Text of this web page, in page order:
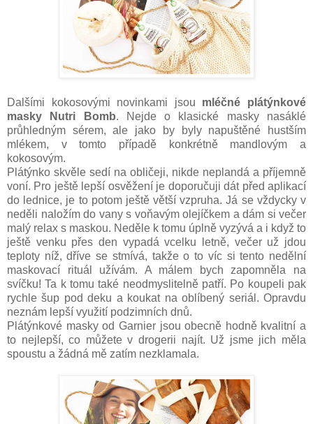
Dalšími kokosovými novinkami jsou mléčné plátýnkové
masky Nutri Bomb. Nejde o klasické masky nasáklé
průhledným sérem, ale jako by byly napuštěné hustším
mlékem, v tomto případě konkrétně mandlovým a
kokosovým.
Plátýnko skvěle sedí na obličeji, nikde neplandá a příjemně
voní. Pro ještě lepší osvěžení je doporučuji dát před aplikací
do lednice, je to potom ještě větší vzpruha. Já se vždycky v
neděli naložím do vany s voňavým olejíčkem a dám si večer
malý relax s maskou. Neděle k tomu úplně vyzývá a i když to
ještě venku přes den vypadá vcelku letně, večer už jdou
teploty níž, dříve se stmívá, takže o to víc si tento nedělní
maskovací rituál užívám. A málem bych zapomněla na
svíčku! Ta k tomu také neodmyslitelně patří. Po koupeli pak
rychle šup pod deku a koukat na oblíbený seriál. Opravdu
neznám lepší využití podzimních dnů.
Plátýnkové masky od Garnier jsou obecně hodně kvalitní a
to nejlepší, co můžete v drogerii najít. Už jsme jich měla
spoustu a žádná mě zatím nezklamala.